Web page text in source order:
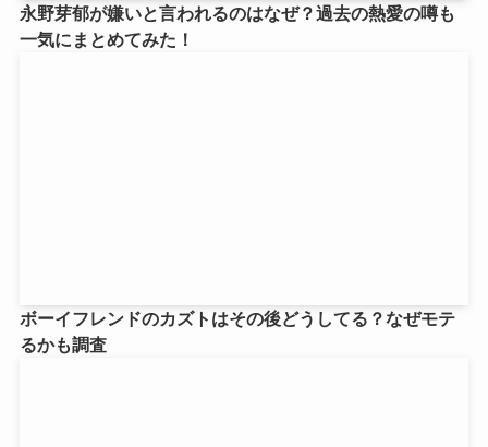
永野芽郁が嫌いと言われるのはなぜ？過去の熱愛の噂も
一気にまとめてみた！
ボーイフレンドのカズトはその後どうしてる？なぜモテ
るかも調査